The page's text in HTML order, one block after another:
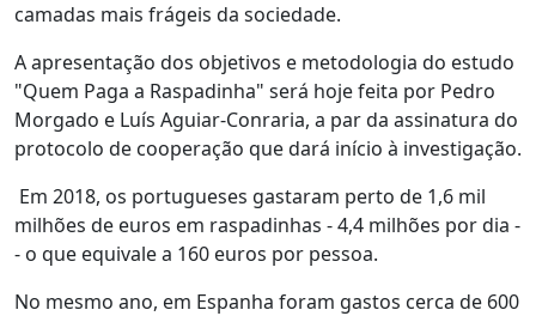
camadas mais frágeis da sociedade.
A apresentação dos objetivos e metodologia do estudo
"Quem Paga a Raspadinha" será hoje feita por Pedro
Morgado e Luís Aguiar-Conraria, a par da assinatura do
protocolo de cooperação que dará início à investigação.
Em 2018, os portugueses gastaram perto de 1,6 mil
milhões de euros em raspadinhas - 4,4 milhões por dia -
- o que equivale a 160 euros por pessoa.
No mesmo ano, em Espanha foram gastos cerca de 600